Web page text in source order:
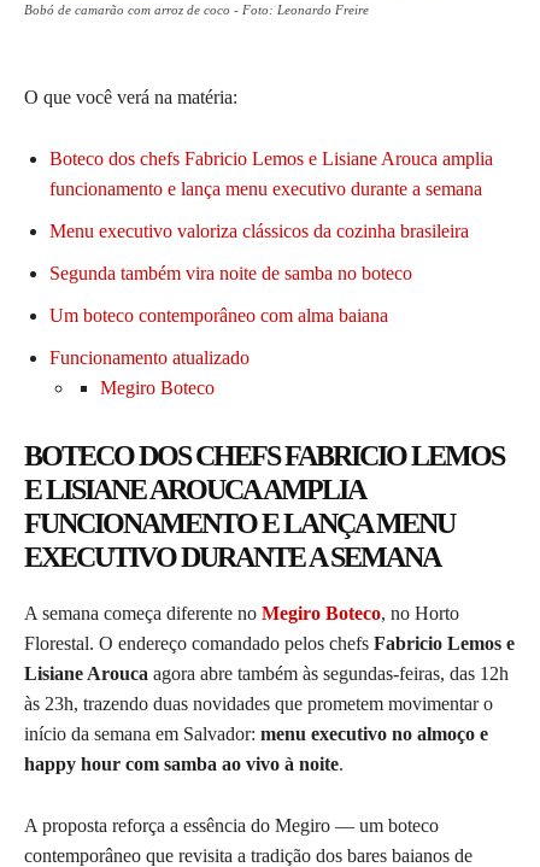
Bobó de camarão com arroz de coco - Foto: Leonardo Freire
O que você verá na matéria:
Boteco dos chefs Fabricio Lemos e Lisiane Arouca amplia
funcionamento e lança menu executivo durante a semana
Menu executivo valoriza clássicos da cozinha brasileira
Segunda também vira noite de samba no boteco
Um boteco contemporâneo com alma baiana
Funcionamento atualizado
Megiro Boteco
BOTECO DOS CHEFS FABRICIO LEMOS
E LISIANE AROUCA AMPLIA
FUNCIONAMENTO E LANÇA MENU
EXECUTIVO DURANTE A SEMANA
A semana começa diferente no Megiro Boteco, no Horto
Florestal. O endereço comandado pelos chefs Fabricio Lemos e
Lisiane Arouca agora abre também às segundas-feiras, das 12h
às 23h, trazendo duas novidades que prometem movimentar o
início da semana em Salvador: menu executivo no almoço e
happy hour com samba ao vivo à noite.
A proposta reforça a essência do Megiro — um boteco
contemporâneo que revisita a tradição dos bares baianos de